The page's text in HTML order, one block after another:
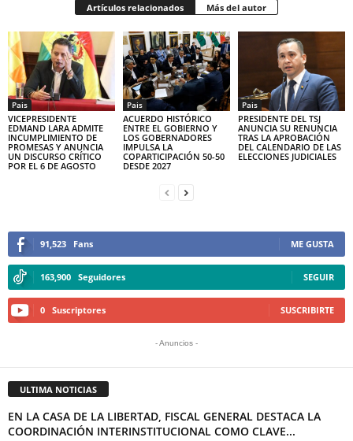
Artículos relacionados Más del autor
Pais
VICEPRESIDENTE
EDMAND LARA ADMITE
INCUMPLIMIENTO DE
PROMESAS Y ANUNCIA
UN DISCURSO CRÍTICO
POR EL 6 DE AGOSTO
Pais
ACUERDO HISTÓRICO
ENTRE EL GOBIERNO Y
LOS GOBERNADORES
IMPULSA LA
COPARTICIPACIÓN 50-50
DESDE 2027
Pais
PRESIDENTE DEL TSJ
ANUNCIA SU RENUNCIA
TRAS LA APROBACIÓN
DEL CALENDARIO DE LAS
ELECCIONES JUDICIALES
91,523 Fans ME GUSTA
163,900 Seguidores SEGUIR
0 Suscriptores SUSCRIBIRTE
- Anuncios -
ULTIMA NOTICIAS
EN LA CASA DE LA LIBERTAD, FISCAL GENERAL DESTACA LA
COORDINACIÓN INTERINSTITUCIONAL COMO CLAVE...